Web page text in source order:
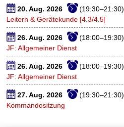
20. Aug. 2026
(19:30–21:30)
Leitern & Gerätekunde [4.3/4.5]
26. Aug. 2026
(18:00–19:30)
JF: Allgemeiner Dienst
26. Aug. 2026
(18:00–19:30)
JF: Allgemeiner Dienst
27. Aug. 2026
(19:30–21:30)
Kommandositzung